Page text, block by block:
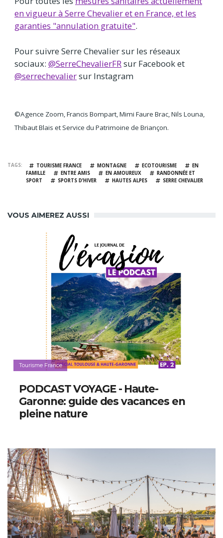
en vigueur à Serre Chevalier et en France, et les
garanties "annulation gratuite".
Pour suivre Serre Chevalier sur les réseaux
sociaux: @SerreChevalierFR sur Facebook et
@serrechevaliersur Instagram
©Agence Zoom, Francis Bompart, Mimi Faure Brac, Nils Louna,
Thibaut Blais et Service du Patrimoine de Briançon.
TAGS TOURISME FRANCE MONTAGNE ECOTOURISME
EN
FAMILLE
ENTRE AMIS EN AMOUREUX
RANDONNÉE ET
SPORT
SPORTS D’HIVER HAUTES ALPES SERRE CHEVALIER
VOUS AIMEREZ AUSSI
Tourisme France
PODCAST VOYAGE - Haute-
Garonne: guide des vacances en
pleine nature